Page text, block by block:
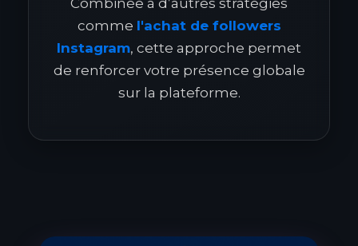
Combinée à d’autres stratégies
comme l'achat de followers
Instagram, cette approche permet
de renforcer votre présence globale
sur la plateforme.